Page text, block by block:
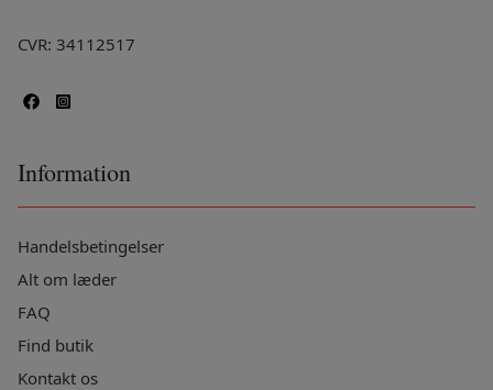
CVR: 34112517
Information
Handelsbetingelser
Alt om læder
FAQ
Find butik
Kontakt os